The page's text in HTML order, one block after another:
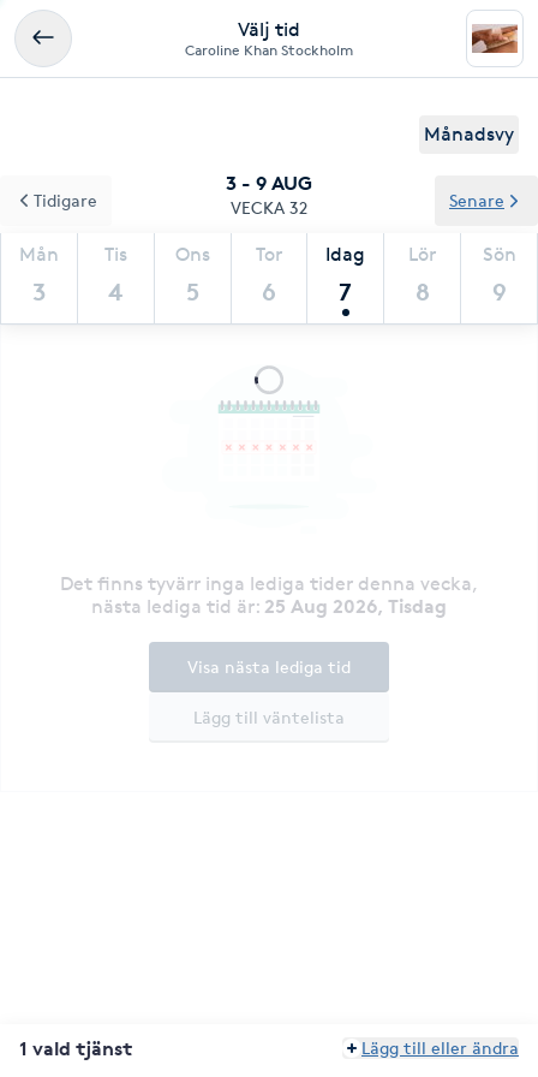
Välj tid
Caroline Khan Stockholm
Månadsvy
3 - 9 AUG
VECKA 32
Mån
3
Tis
4
Ons
5
Tor
6
Idag
7
Lör
8
Sön
9
Tidigare Senare
Det finns tyvärr inga lediga tider denna vecka,
nästa lediga tid är: 25 Aug 2026, Tisdag
Lägg till väntelista
Visa nästa lediga tid
1 vald tjänst Lägg till eller ändra